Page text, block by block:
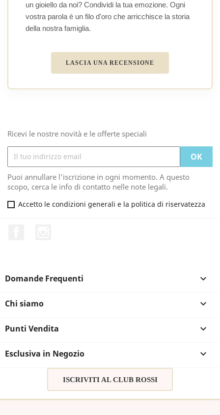
un gioiello da noi? Condividi la tua emozione. Ogni
vostra parola è un filo d'oro che arricchisce la storia
della nostra famiglia.
LASCIA UNA RECENSIONE
Ricevi le nostre novità e le offerte speciali
Puoi annullare l'iscrizione in ogni momento. A questo
scopo, cerca le info di contatto nelle note legali.
Accetto le condizioni generali e la politica di riservatezza
Domande Frequenti 
Chi siamo 
Punti Vendita 
Esclusiva in Negozio 
ISCRIVITI AL CLUB ROSSI